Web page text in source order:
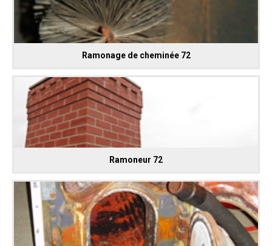
Ramonage de cheminée 72
Ramoneur 72